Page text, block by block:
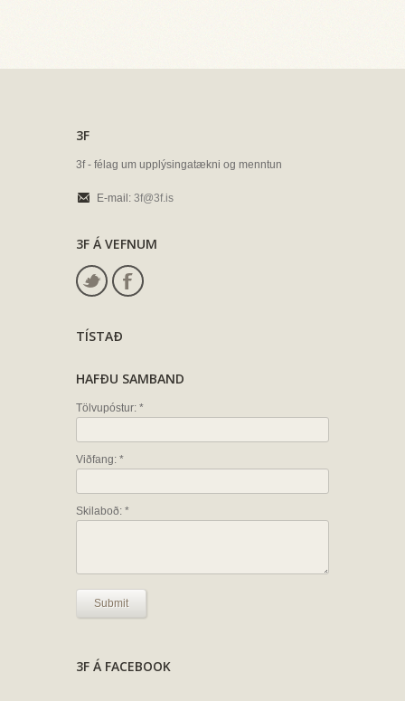
3F
3f - félag um upplýsingatækni og menntun
E-mail: 3f@3f.is
3F Á VEFNUM
TÍSTAÐ
HAFÐU SAMBAND
Tölvupóstur: *
Viðfang: *
Skilaboð: *
3F Á FACEBOOK